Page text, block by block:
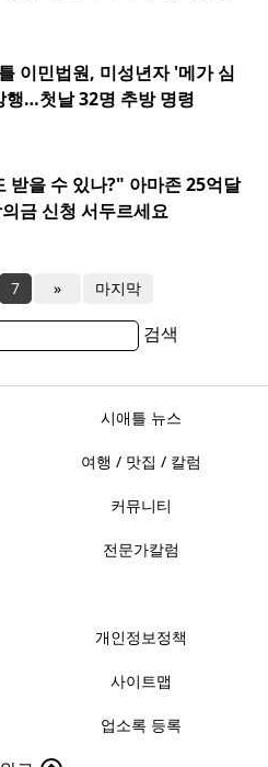
이민법원, 미성년자 '메가 심
행…첫날 32명 추방 명령
받을 수 있나?" 아마존 25억달
금 신청 서두르세요
7 » 마지막
검색
시애틀 뉴스
여행 / 맛집 / 칼럼
커뮤니티
전문가칼럼
개인정보정책
사이트맵
업소록 등록